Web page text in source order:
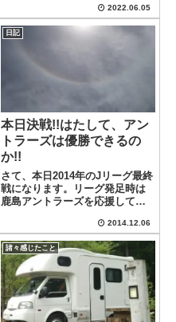
2022.06.05
日記
本日決戦!!はたして、アン
トラーズは優勝できるの
か!!
さて、本日2014年のJリーグ最終
戦になります。リーグ発足時は
鹿島アントラーズを応援してお
ームだと思ってます♪当時はジー
コ(後の日本体表監督)とアルシン
ドが活躍し、最初のタイトルを
取ったチームでもあります。他
に...
2014.12.06
諸々感じたこと